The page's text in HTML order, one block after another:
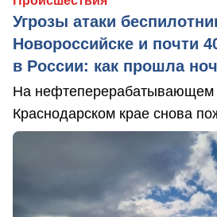
Угрозы атаки
Новороссийске и почти
в России: как прошла
На нефтеперерабатывающем
Краснодарском крае снова